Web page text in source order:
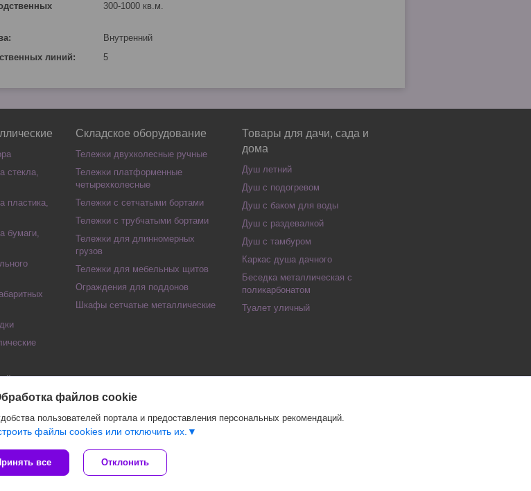
300-1000 кв.м.
Внутренний
линий:
5
стекла,
пластика,
бумаги,
Складское оборудование
Тележки двухколесные ручные
Тележки платформенные
четырехколесные
Тележки с сетчатыми бортами
Тележки с трубчатыми бортами
Тележки для длинномерных
грузов
Тележки для мебельных щитов
Ограждения для поддонов
Шкафы сетчатые металлические
Товары для дачи, сада и
дома
Душ летний
Душ с подогревом
Душ с баком для воды
Душ с раздевалкой
Душ с тамбуром
Каркас душа дачного
Беседка металлическая с
поликарбонатом
Туалет уличный
создан на платформе Deal.by
обработки файлов cookies
файлов cookie
пользователей портала и предоставления персональных рекомендаций.
файлы cookies или отключить их.
все Отклонить
"СТО Складской техники" |
Select Language ▼